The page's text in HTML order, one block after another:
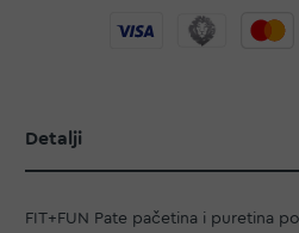
Detalji
FIT+FUN Pate pačetina i puretina